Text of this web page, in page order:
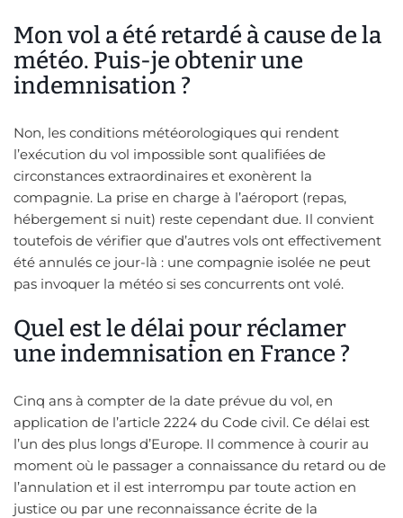
Mon vol a été retardé à cause de la
météo. Puis-je obtenir une
indemnisation ?
Non, les conditions météorologiques qui rendent
l’exécution du vol impossible sont qualifiées de
circonstances extraordinaires et exonèrent la
compagnie. La prise en charge à l’aéroport (repas,
hébergement si nuit) reste cependant due. Il convient
toutefois de vérifier que d’autres vols ont effectivement
été annulés ce jour-là : une compagnie isolée ne peut
pas invoquer la météo si ses concurrents ont volé.
Quel est le délai pour réclamer
une indemnisation en France ?
Cinq ans à compter de la date prévue du vol, en
application de l’article 2224 du Code civil. Ce délai est
l’un des plus longs d’Europe. Il commence à courir au
moment où le passager a connaissance du retard ou de
l’annulation et il est interrompu par toute action en
justice ou par une reconnaissance écrite de la